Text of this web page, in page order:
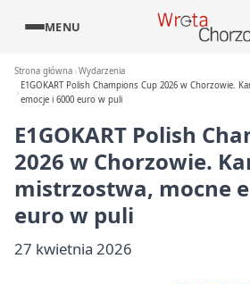
MENU
Strona główna Wydarzenia
E1GOKART Polish Champions Cup 2026 w Chorzowie.
emocje i 6000 euro w puli
E1GOKART Polish
2026 w Chorzowie.
mistrzostwa, mocne
euro w puli
27 kwietnia 2026